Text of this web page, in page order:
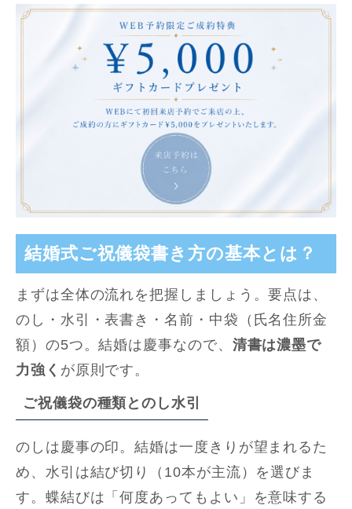
結婚式ご祝儀袋書き方の基本とは？
まずは全体の流れを把握しましょう。要点は、
のし・水引・表書き・名前・中袋（氏名住所金
額）の5つ。結婚は慶事なので、 清書は濃墨で
力強く が原則です。
ご祝儀袋の種類とのし水引
のしは慶事の印。結婚は一度きりが望まれるた
め、水引は結び切り（10本が主流）を選びま
す。蝶結びは「何度あってもよい」を意味する